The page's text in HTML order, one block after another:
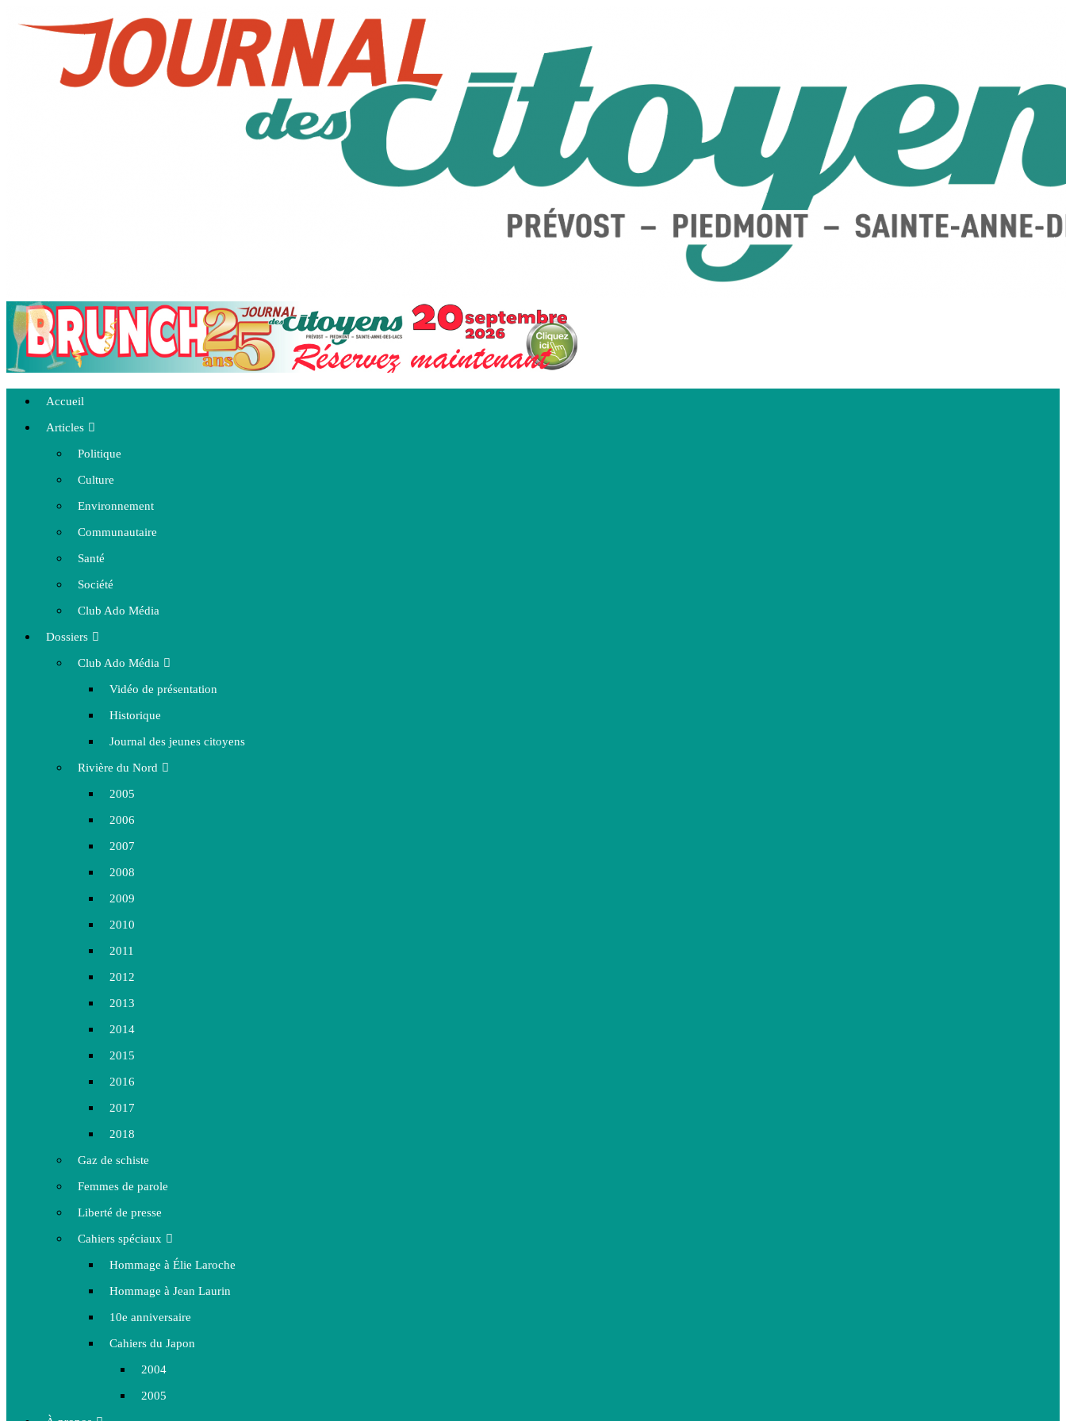
Accueil
Articles
Politique
Culture
Environnement
Communautaire
Santé
Société
Club Ado Média
Dossiers
Club Ado Média
Vidéo de présentation
Historique
Journal des jeunes citoyens
Rivière du Nord
2005
2006
2007
2008
2009
2010
2011
2012
2013
2014
2015
2016
2017
2018
Gaz de schiste
Femmes de parole
Liberté de presse
Cahiers spéciaux
Hommage à Élie Laroche
Hommage à Jean Laurin
10e anniversaire
Cahiers du Japon
2004
2005